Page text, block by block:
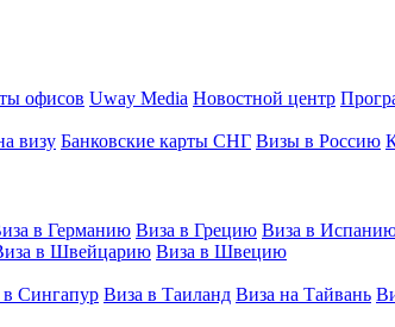
офисов Uway Media Новостной центр
визу Банковские карты СНГ Визы в Россию
в Германию Виза в Грецию Виза в
в Швейцарию Виза в Швецию
в Сингапур Виза в Таиланд Виза на Тайвань